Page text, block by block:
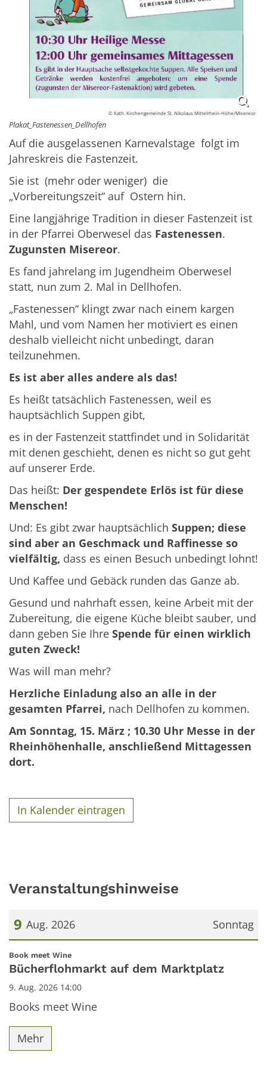
© Kath. Kirchengemeinde St. Nikolaus Mittelrhein-Höhe/Misereor
Plakat_Fastenessen_Dellhofen
Auf die ausgelassenen Karnevalstage folgt im
Jahreskreis die Fastenzeit.
Sie ist (mehr oder weniger) die
„Vorbereitungszeit“ auf Ostern hin.
Eine langjährige Tradition in dieser Fastenzeit ist
in der Pfarrei Oberwesel das Fastenessen.
Zugunsten Misereor.
Es fand jahrelang im Jugendheim Oberwesel
statt, nun zum 2. Mal in Dellhofen.
„Fastenessen“ klingt zwar nach einem kargen
Mahl, und vom Namen her motiviert es einen
deshalb vielleicht nicht unbedingt, daran
teilzunehmen.
Es ist aber alles andere als das!
Es heißt tatsächlich Fastenessen, weil es
hauptsächlich Suppen gibt,
es in der Fastenzeit stattfindet und in Solidarität
mit denen geschieht, denen es nicht so gut geht
auf unserer Erde.
Das heißt: Der gespendete Erlös ist für diese
Menschen!
Und: Es gibt zwar hauptsächlich Suppen; diese
sind aber an Geschmack und Raffinesse so
vielfältig, dass es einen Besuch unbedingt lohnt!
Und Kaffee und Gebäck runden das Ganze ab.
Gesund und nahrhaft essen, keine Arbeit mit der
Zubereitung, die eigene Küche bleibt sauber, und
dann geben Sie Ihre Spende für einen wirklich
guten Zweck!
Was will man mehr?
Herzliche Einladung also an alle in der
gesamten Pfarrei, nach Dellhofen zu kommen.
Am Sonntag, 15. März ; 10.30 Uhr Messe in der
Rheinhöhenhalle, anschließend Mittagessen
dort.
In Kalender eintragen
Veranstaltungshinweise
Sonntag
9 Aug. 2026
Datum: 9. August 2026
Book meet Wine:
Bücherflohmarkt auf dem Marktplatz
9. Aug. 2026 14:00
Books meet Wine
Mehr